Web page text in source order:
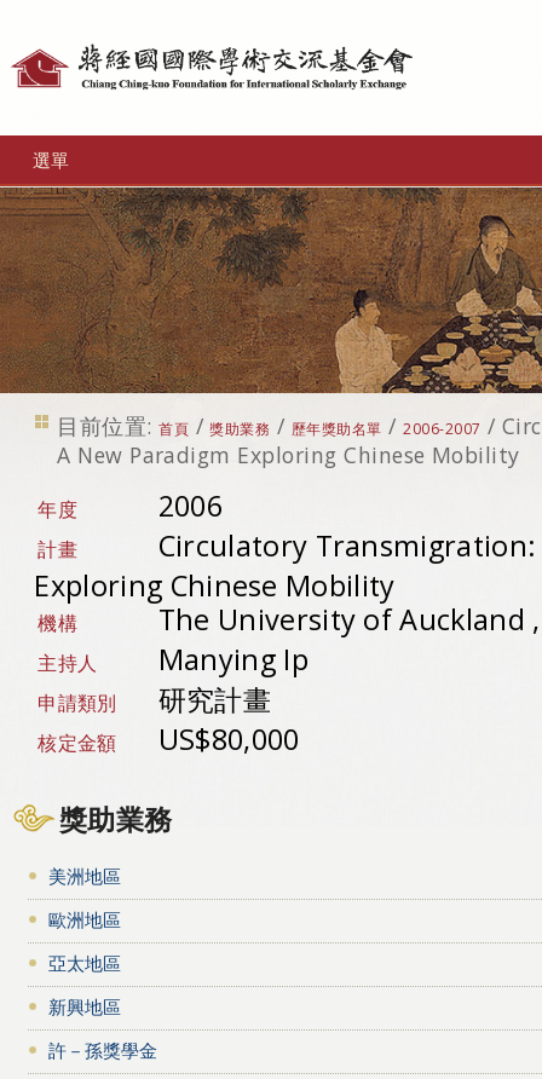
選單
目前位置: 首頁 /獎助業務 / 歷年獎助名單 /2006-2007 /
A New Paradigm Exploring Chinese Mobility
年度 2006
計畫
Circulatory Transmigration:
Exploring Chinese Mobility
機構 The University of Auckland
主持人 Manying Ip
申請類別 研究計畫
核定金額 US$80,000
獎助業務
美洲地區
歐洲地區
亞太地區
新興地區
許－孫獎學金